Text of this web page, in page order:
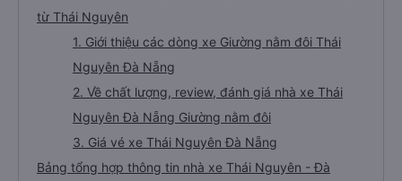
từ Thái Nguyên
1. Giới thiệu các dòng xe Giường nằm đôi Thái
Nguyên Đà Nẵng
2. Về chất lượng, review, đánh giá nhà xe Thái
Nguyên Đà Nẵng Giường nằm đôi
3. Giá vé xe Thái Nguyên Đà Nẵng
Bảng tổng hợp thông tin nhà xe Thái Nguyên - Đà